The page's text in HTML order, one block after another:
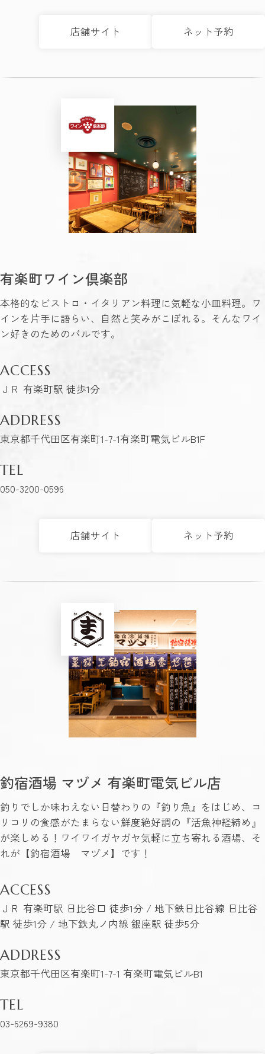
店舗サイト ネット予約
有楽町ワイン倶楽部
本格的なビストロ・イタリアン料理に気軽な小皿料理。ワ
インを片手に語らい、自然と笑みがこぼれる。そんなワイ
ン好きのためのバルです。
ACCESS
ＪＲ 有楽町駅 徒歩1分
ADDRESS
東京都千代田区有楽町1-7-1有楽町電気ビルB1F
TEL
050-3200-0596
店舗サイト ネット予約
釣宿酒場 マヅメ 有楽町電気ビル店
釣りでしか味わえない日替わりの『釣り魚』をはじめ、コ
リコリの食感がたまらない鮮度絶好調の『活魚神経締め』
が楽しめる！ワイワイガヤガヤ気軽に立ち寄れる酒場、そ
れが【釣宿酒場 マヅメ】です！
ACCESS
ＪＲ 有楽町駅 日比谷口 徒歩1分 / 地下鉄日比谷線 日比谷
駅 徒歩1分 / 地下鉄丸ノ内線 銀座駅 徒歩5分
ADDRESS
東京都千代田区有楽町1-7-1 有楽町電気ビルB1
TEL
03-6269-9380